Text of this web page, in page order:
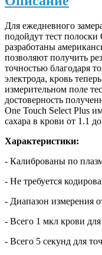
Для ежедневного
подойдут тест полоски
разработаны
позволяют получить
точностью благодаря
электрода, кровь
измерительном поле
достоверность
One Touch Select Plus
сахара в крови от 1.1
Характеристики:
- Калиброваны по
- Не требуется
- Диапазон измерения
- Всего 1 мкл крови
- Всего 5 секунд для